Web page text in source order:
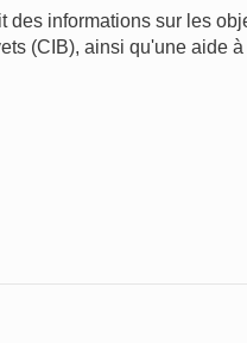
des informations sur les
(CIB), ainsi qu'une aide